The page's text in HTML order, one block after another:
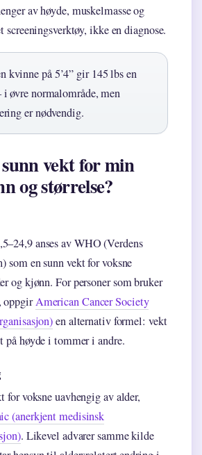
av høyde, muskelmasse og
ikke en diagnose.
kvinne på 5’4” gir 145 lbs en
øvre normalområde, men
er nødvendig.
vekt for min
og størrelse?
anses av WHO (Verdens
som en sunn vekt for voksne
og kjønn. For personer som bruker
oppgirAmerican Cancer Society
en alternativ formel: vekt
på høyde i tommer i andre.
voksne uavhengig av alder,
(anerkjent medisinsk
. Likevel advarer samme kilde